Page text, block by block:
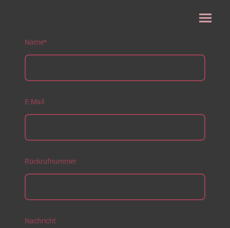
Name*
E-Mail
Rückrufnummer
Nachricht